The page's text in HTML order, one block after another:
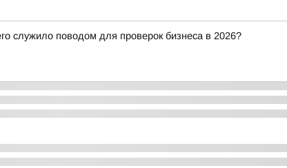
служило поводом для проверок бизнеса в 2026?